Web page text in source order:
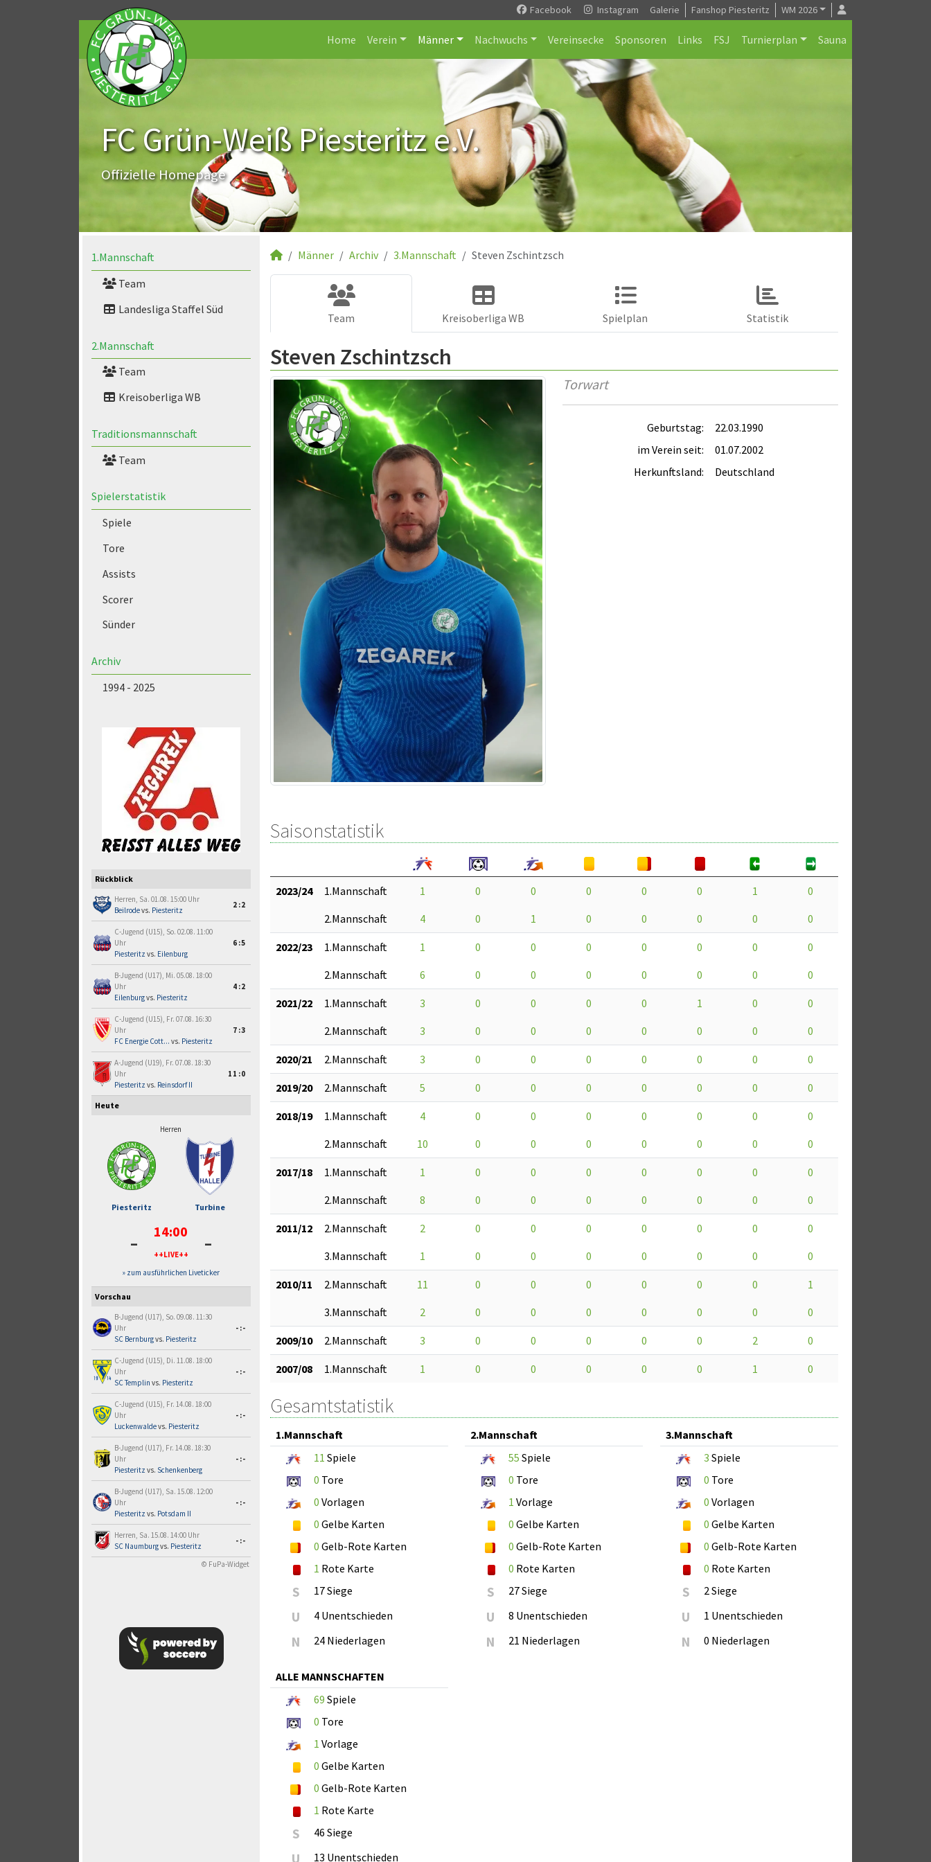
Facebook Instagram Galerie Fanshop Piesteritz WM 2026
Home Verein Männer Nachwuchs Vereinsecke Sponsoren Links FSJ Turnierplan Sauna
FC Grün-Weiß Piesteritz e.V.
Offizielle Homepage
1.Mannschaft
Team
Landesliga Staffel Süd
2.Mannschaft
Team
Kreisoberliga WB
Traditionsmannschaft
Team
Spielerstatistik
Spiele
Tore
Assists
Scorer
Sünder
Archiv
1994 - 2025
Rückblick
Herren, Sa. 01.08. 15:00 Uhr
Beilrodevs. Piesteritz
2:2
C-Jugend (U15), So. 02.08. 11:00
Uhr
Piesteritz vs. Eilenburg
6:5
B-Jugend (U17), Mi. 05.08. 18:00
Uhr
Eilenburgvs. Piesteritz
4:2
C-Jugend (U15), Fr. 07.08. 16:30
Uhr
FC Energie Cott... vs. Piesteritz
7:3
A-Jugend (U19), Fr. 07.08. 18:30
Uhr
Piesteritz vs. Reinsdorf II
11:0
Heute
Herren
Piesteritz Turbine
- 14:00
++LIVE++ -
» zum ausführlichen Liveticker
Vorschau
B-Jugend (U17), So. 09.08. 11:30
Uhr
SC Bernburgvs. Piesteritz
-:-
C-Jugend (U15), Di. 11.08. 18:00
Uhr
SC Templin vs. Piesteritz
-:-
C-Jugend (U15), Fr. 14.08. 18:00
Uhr
Luckenwaldevs. Piesteritz
-:-
B-Jugend (U17), Fr. 14.08. 18:30
Uhr
Piesteritz vs. Schenkenberg
-:-
B-Jugend (U17), Sa. 15.08. 12:00
Uhr
Piesteritz vs. Potsdam II
-:-
Herren, Sa. 15.08. 14:00 Uhr
SC Naumburgvs. Piesteritz
-:-
© FuPa-Widget
Männer Archiv 3.Mannschaft Steven Zschintzsch
Team Kreisoberliga WB Spielplan Statistik
Steven Zschintzsch
Torwart
Geburtstag:
22.03.1990
im Verein seit:
01.07.2002
Herkunftsland:
Deutschland
Saisonstatistik
2023/24 1.Mannschaft 1 0 0 0 0 0 1
0
2.Mannschaft
4 0 1 0 0 0 0 0
2022/23 1.Mannschaft 1 0 0 0 0 0 0
0
2.Mannschaft
6 0 0 0 0 0 0 0
2021/22 1.Mannschaft 3 0 0 0 0 1 0
0
2.Mannschaft
3 0 0 0 0 0 0 0
2020/21 2.Mannschaft 3 0 0 0 0 0 0 0
2019/20 2.Mannschaft 5 0 0 0 0 0 0 0
2018/19 1.Mannschaft 4 0 0 0 0 0 0
0
2.Mannschaft
10 0 0 0 0 0 0 0
2017/18 1.Mannschaft 1 0 0 0 0 0 0
0
2.Mannschaft
8 0 0 0 0 0 0 0
2011/12 2.Mannschaft 2 0 0 0 0 0 0
0
3.Mannschaft
1 0 0 0 0 0 0 0
2010/11 2.Mannschaft 11 0 0 0 0 0 0
1
3.Mannschaft
2 0 0 0 0 0 0 0
2009/10 2.Mannschaft 3 0 0 0 0 0 2 0
2007/08 1.Mannschaft 1 0 0 0 0 0 1 0
Gesamtstatistik
1.Mannschaft
11 Spiele
0 Tore
0 Vorlagen
0 Gelbe Karten
0 Gelb-Rote Karten
1 Rote Karte
S 17 Siege
U 4 Unentschieden
N 24 Niederlagen
2.Mannschaft
55 Spiele
0 Tore
1 Vorlage
0 Gelbe Karten
0 Gelb-Rote Karten
0 Rote Karten
S 27 Siege
U 8 Unentschieden
N 21 Niederlagen
3.Mannschaft
3 Spiele
0 Tore
0 Vorlagen
0 Gelbe Karten
0 Gelb-Rote Karten
0 Rote Karten
S 2 Siege
U 1 Unentschieden
N 0 Niederlagen
ALLE MANNSCHAFTEN
69 Spiele
0 Tore
1 Vorlage
0 Gelbe Karten
0 Gelb-Rote Karten
1 Rote Karte
S 46 Siege
13 Unentschieden